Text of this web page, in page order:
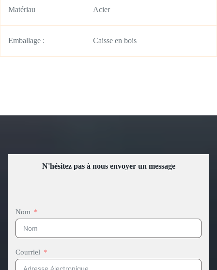
Matériau Acier
Emballage : Caisse en bois
N'hésitez pas à nous envoyer un message
Nom
Courriel